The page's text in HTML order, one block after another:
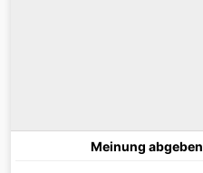
Meinung abgeben